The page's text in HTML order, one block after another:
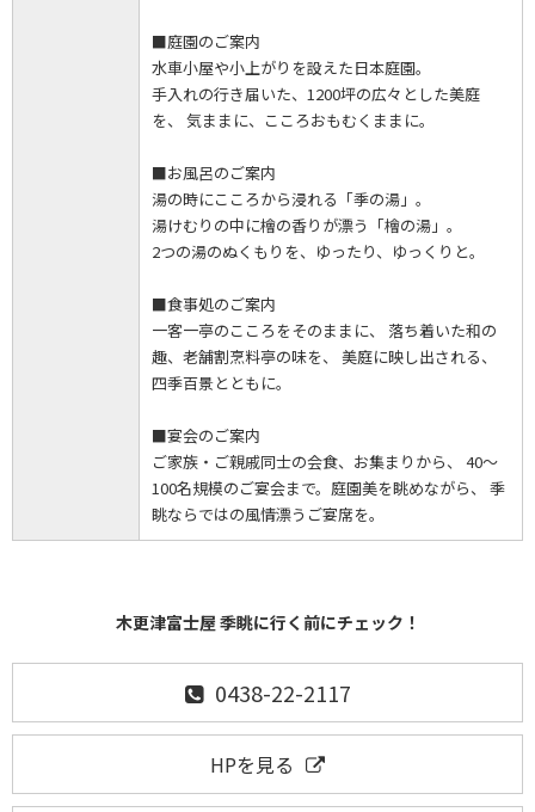
■庭園のご案内
水車小屋や小上がりを設えた日本庭園。
手入れの行き届いた、1200坪の広々とした美庭
を、 気ままに、こころおもむくままに。
■お風呂のご案内
湯の時にこころから浸れる「季の湯」。
湯けむりの中に檜の香りが漂う「檜の湯」。
2つの湯のぬくもりを、ゆったり、ゆっくりと。
■食事処のご案内
一客一亭のこころをそのままに、 落ち着いた和の
趣、老舗割烹料亭の味を、 美庭に映し出される、
四季百景とともに。
■宴会のご案内
ご家族・ご親戚同士の会食、お集まりから、 40～
100名規模のご宴会まで。庭園美を眺めながら、 季
眺ならではの風情漂うご宴席を。
木更津富士屋 季眺に行く前にチェック！
0438-22-2117
HPを見る